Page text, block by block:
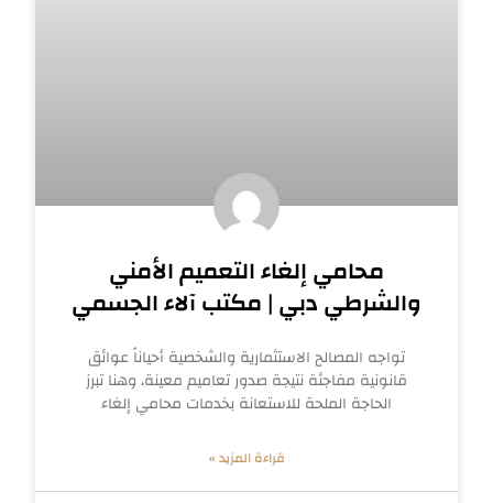
محامي إلغاء التعميم الأمني
والشرطي دبي | مكتب آلاء الجسمي
تواجه المصالح الاستثمارية والشخصية أحياناً عوائق
قانونية مفاجئة نتيجة صدور تعاميم معينة، وهنا تبرز
الحاجة الملحة للاستعانة بخدمات محامي إلغاء
قراءة المزيد »